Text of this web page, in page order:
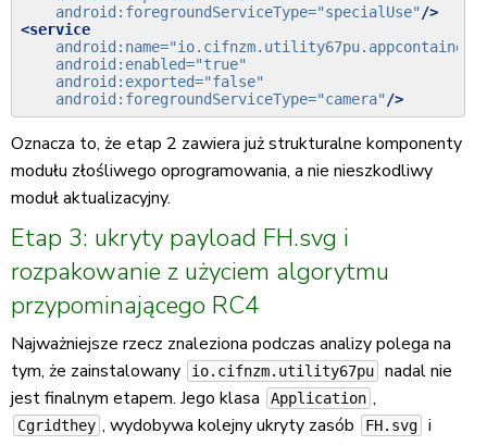
android:foregroundServiceType="specialUse" />
<service
android:name=
android:enabled="true"
android:exported="false"
android:foregroundServiceType="camera" />
Oznacza to, że etap 2 zawiera już strukturalne komponenty
modułu złośliwego oprogramowania, a nie nieszkodliwy
moduł aktualizacyjny.
Etap 3: ukryty payload FH.svg i
rozpakowanie z użyciem algorytmu
przypominającego RC4
Najważniejsze rzecz znaleziona podczas analizy polega na
tym, że zainstalowany
io.cifnzm.utility67pu
nadal nie
jest finalnym etapem. Jego klasa
Application ,
Cgridthey , wydobywa kolejny ukryty zasób FH.svg
i